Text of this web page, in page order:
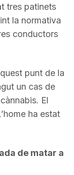
tres patinets
la normativa
conductors
punt de la
un cas de
El
ha estat
de matar a